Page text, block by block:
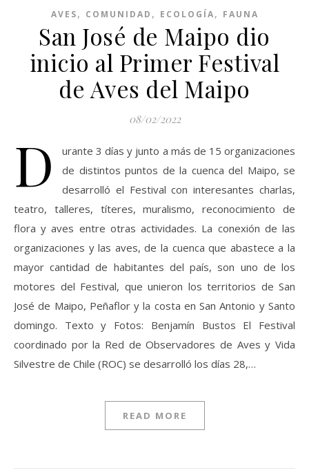
AVES, COMUNIDAD , ECOLOGÍA, FAUNA
San José de Maipo dio
inicio al Primer Festival
de Aves del Maipo
08/02/2022
D
urante 3 días y junto a más de 15 organizaciones
de distintos puntos de la cuenca del Maipo, se
desarrolló el Festival con interesantes charlas,
teatro, talleres, títeres, muralismo, reconocimiento de
flora y aves entre otras actividades. La conexión de las
organizaciones y las aves, de la cuenca que abastece a la
mayor cantidad de habitantes del país, son uno de los
motores del Festival, que unieron los territorios de San
José de Maipo, Peñaflor y la costa en San Antonio y Santo
domingo. Texto y Fotos: Benjamín Bustos El Festival
coordinado por la Red de Observadores de Aves y Vida
Silvestre de Chile (ROC) se desarrolló los días 28,…
READ MORE